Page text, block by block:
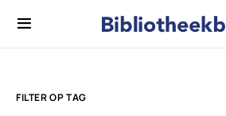
FILTER OP TAG